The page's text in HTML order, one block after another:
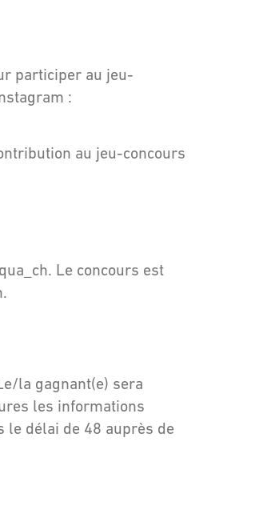
participer au jeu-
:
au jeu-concours
Le concours est
la gagnant(e) sera
les informations
le délai de 48 auprès de